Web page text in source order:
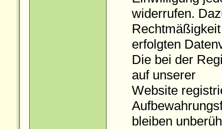
widerrufen.
erfolgten
Die bei der
auf unserer
Website
bleiben